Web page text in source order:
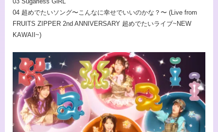
04 超めでたいソング〜こんなに幸せでいいのかな？〜 (Live from
FRUITS ZIPPER 2nd ANNIVERSARY 超めでたいライブ~NEW
KAWAII~)